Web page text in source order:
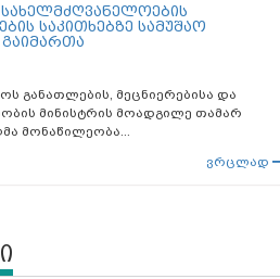
საკითხებზე სამუშაო
განათლების, მეცნიერებისა და
მინისტრის მოადგილე თამარ
მონაწილეობა...
ვრცლად